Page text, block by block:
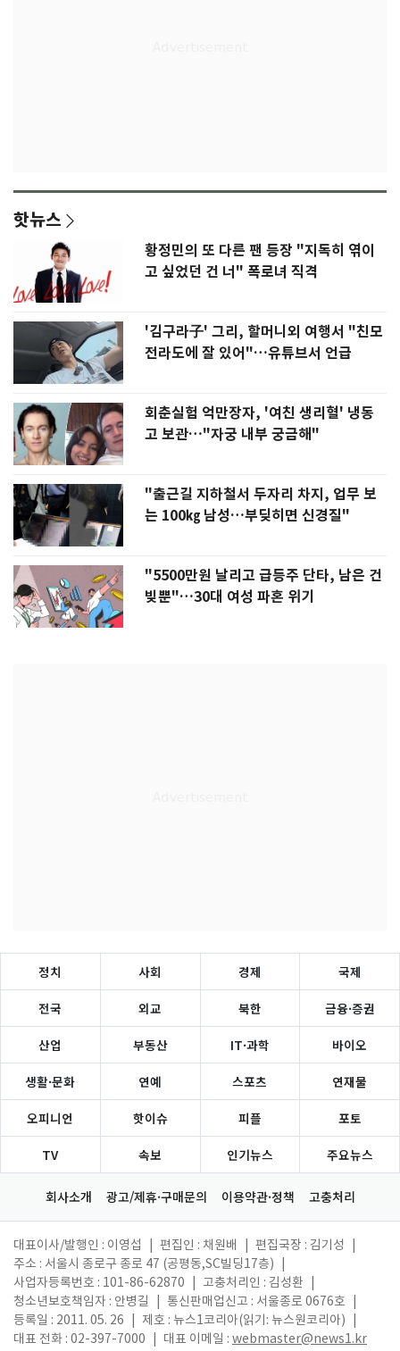
핫뉴스
황정민의 또 다른 팬 등장 "지독히 엮이
고 싶었던 건 너" 폭로녀 직격
'김구라子' 그리, 할머니외 여행서 "친모
전라도에 잘 있어"…유튜브서 언급
회춘실험 억만장자, '여친 생리혈' 냉동
고 보관…"자궁 내부 궁금해"
"출근길 지하철서 두자리 차지, 업무 보
는 100㎏ 남성…부딪히면 신경질"
"5500만원 날리고 급등주 단타, 남은 건
빚뿐"…30대 여성 파혼 위기
정치 사회 경제 국제
전국 외교 북한 금융·증권
산업 부동산 IT·과학 바이오
생활·문화 연예 스포츠 연재물
오피니언 핫이슈 피플 포토
TV 속보 인기뉴스 주요뉴스
회사소개 광고/제휴·구매문의 이용약관·정책 고충처리
대표이사/발행인 : 이영섭 편집인 : 채원배 편집국장 : 김기성
주소 : 서울시 종로구 종로 47 (공평동,SC빌딩17층)
사업자등록번호 : 101-86-62870
고충처리인 : 김성환
청소년보호책임자 : 안병길
통신판매업신고 : 서울종로 0676호
등록일 : 2011. 05. 26
제호 : 뉴스1코리아(읽기: 뉴스원코리아)
대표 전화 : 02-397-7000
대표 이메일 : webmaster@news1.kr